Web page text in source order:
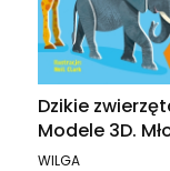
Dzikie
Modele 3D.
przyrodnicy
PRODUCENT
WILGA